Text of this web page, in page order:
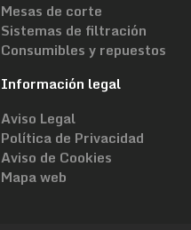
Mesas de corte
Sistemas de filtración
Consumibles y repuestos
Información legal
Aviso Legal
Política de Privacidad
Aviso de Cookies
Mapa web